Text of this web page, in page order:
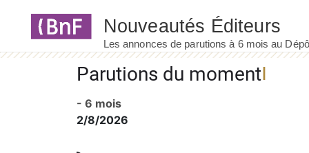
Parutions du moment
- 6 mois
2/8/2026